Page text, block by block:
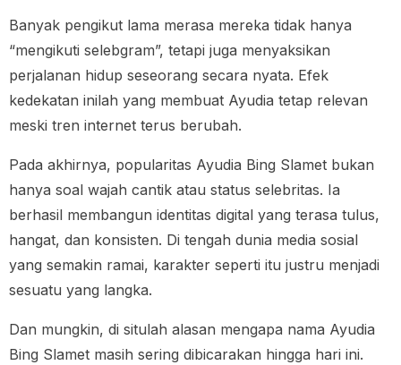
Banyak pengikut lama merasa mereka tidak hanya
“mengikuti selebgram”, tetapi juga menyaksikan
perjalanan hidup seseorang secara nyata. Efek
kedekatan inilah yang membuat Ayudia tetap relevan
meski tren internet terus berubah.
Pada akhirnya, popularitas Ayudia Bing Slamet bukan
hanya soal wajah cantik atau status selebritas. Ia
berhasil membangun identitas digital yang terasa tulus,
hangat, dan konsisten. Di tengah dunia media sosial
yang semakin ramai, karakter seperti itu justru menjadi
sesuatu yang langka.
Dan mungkin, di situlah alasan mengapa nama Ayudia
Bing Slamet masih sering dibicarakan hingga hari ini.